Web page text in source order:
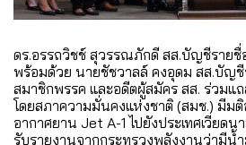
ดร.อรรถวิชช์ สุวรรณภักดี สส.บัญชีรายชื่
พร้อมด้วย นายชัชวาลล์ คงอุดม สส.บัญ
สมาชิกพรรค และอดีตผู้สมัคร สส. ร่วมแ
โดยสภาความมั่นคงแห่งชาติ (สมช.) มี
อากาศยาน Jet A-1 ไปยังประเทศเวียด
รับรายงานจากกระทรวงพลังงานว่ามีน้